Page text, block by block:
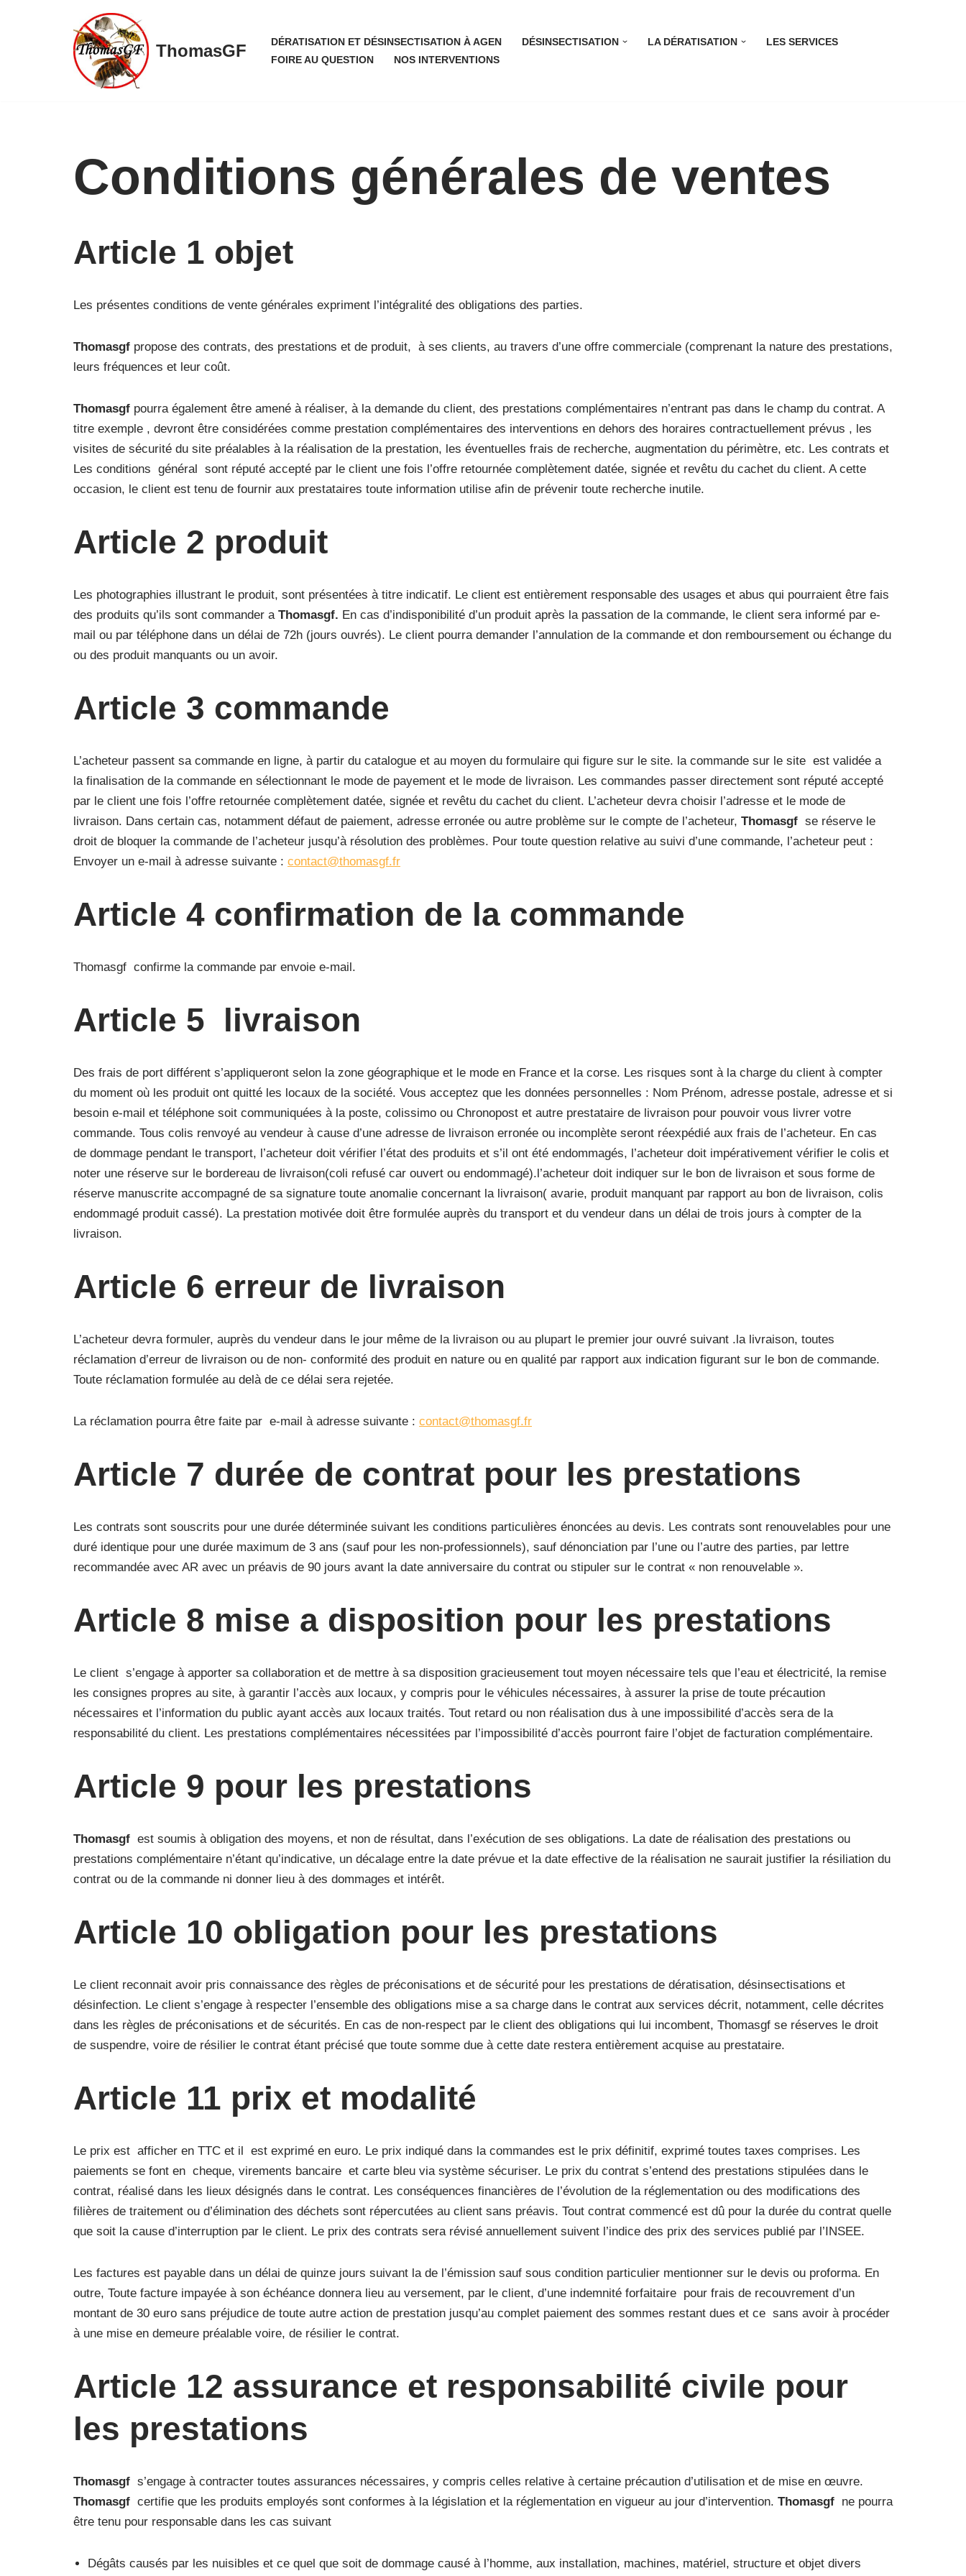
ThomasGF DÉRATISATION ET DÉSINSECTISATION À AGEN DÉSINSECTISATION LA DÉRATISATION
LES SERVICES
FOIRE AU QUESTION
NOS INTERVENTIONS
Conditions générales de ventes
Article 1 objet
Les présentes conditions de vente générales expriment l’intégralité des obligations des parties.
Thomasgf propose des contrats, des prestations et de produit, à ses clients, au travers d’une offre commerciale (comprenant la nature des prestations,
leurs fréquences et leur coût.
Thomasgf pourra également être amené à réaliser, à la demande du client, des prestations complémentaires n’entrant pas dans le champ du contrat. A
titre exemple , devront être considérées comme prestation complémentaires des interventions en dehors des horaires contractuellement prévus , les
visites de sécurité du site préalables à la réalisation de la prestation, les éventuelles frais de recherche, augmentation du périmètre, etc. Les contrats et
Les conditions général sont réputé accepté par le client une fois l’offre retournée complètement datée, signée et revêtu du cachet du client. A cette
occasion, le client est tenu de fournir aux prestataires toute information utilise afin de prévenir toute recherche inutile.
Article 2 produit
Les photographies illustrant le produit, sont présentées à titre indicatif. Le client est entièrement responsable des usages et abus qui pourraient être fais
des produits qu’ils sont commander a Thomasgf. En cas d’indisponibilité d’un produit après la passation de la commande, le client sera informé par e-
mail ou par téléphone dans un délai de 72h (jours ouvrés). Le client pourra demander l’annulation de la commande et don remboursement ou échange du
ou des produit manquants ou un avoir.
Article 3 commande
L’acheteur passent sa commande en ligne, à partir du catalogue et au moyen du formulaire qui figure sur le site. la commande sur le site est validée a
la finalisation de la commande en sélectionnant le mode de payement et le mode de livraison. Les commandes passer directement sont réputé accepté
par le client une fois l’offre retournée complètement datée, signée et revêtu du cachet du client. L’acheteur devra choisir l’adresse et le mode de
livraison. Dans certain cas, notamment défaut de paiement, adresse erronée ou autre problème sur le compte de l’acheteur, Thomasgf se réserve le
droit de bloquer la commande de l’acheteur jusqu’à résolution des problèmes. Pour toute question relative au suivi d’une commande, l’acheteur peut :
Envoyer un e-mail à adresse suivante : contact@thomasgf.fr
Article 4 confirmation de la commande
Thomasgf confirme la commande par envoie e-mail.
Article 5 livraison
Des frais de port différent s’appliqueront selon la zone géographique et le mode en France et la corse. Les risques sont à la charge du client à compter
du moment où les produit ont quitté les locaux de la société. Vous acceptez que les données personnelles : Nom Prénom, adresse postale, adresse et si
besoin e-mail et téléphone soit communiquées à la poste, colissimo ou Chronopost et autre prestataire de livraison pour pouvoir vous livrer votre
commande. Tous colis renvoyé au vendeur à cause d’une adresse de livraison erronée ou incomplète seront réexpédié aux frais de l’acheteur. En cas
de dommage pendant le transport, l’acheteur doit vérifier l’état des produits et s’il ont été endommagés, l’acheteur doit impérativement vérifier le colis et
noter une réserve sur le bordereau de livraison(coli refusé car ouvert ou endommagé).l’acheteur doit indiquer sur le bon de livraison et sous forme de
réserve manuscrite accompagné de sa signature toute anomalie concernant la livraison( avarie, produit manquant par rapport au bon de livraison, colis
endommagé produit cassé). La prestation motivée doit être formulée auprès du transport et du vendeur dans un délai de trois jours à compter de la
livraison.
Article 6 erreur de livraison
L’acheteur devra formuler, auprès du vendeur dans le jour même de la livraison ou au plupart le premier jour ouvré suivant .la livraison, toutes
réclamation d’erreur de livraison ou de non- conformité des produit en nature ou en qualité par rapport aux indication figurant sur le bon de commande.
Toute réclamation formulée au delà de ce délai sera rejetée.
La réclamation pourra être faite par e-mail à adresse suivante : contact@thomasgf.fr
Article 7 durée de contrat pour les prestations
Les contrats sont souscrits pour une durée déterminée suivant les conditions particulières énoncées au devis. Les contrats sont renouvelables pour une
duré identique pour une durée maximum de 3 ans (sauf pour les non-professionnels), sauf dénonciation par l’une ou l’autre des parties, par lettre
recommandée avec AR avec un préavis de 90 jours avant la date anniversaire du contrat ou stipuler sur le contrat « non renouvelable ».
Article 8 mise a disposition pour les prestations
Le client s’engage à apporter sa collaboration et de mettre à sa disposition gracieusement tout moyen nécessaire tels que l’eau et électricité, la remise
les consignes propres au site, à garantir l’accès aux locaux, y compris pour le véhicules nécessaires, à assurer la prise de toute précaution
nécessaires et l’information du public ayant accès aux locaux traités. Tout retard ou non réalisation dus à une impossibilité d’accès sera de la
responsabilité du client. Les prestations complémentaires nécessitées par l’impossibilité d’accès pourront faire l’objet de facturation complémentaire.
Article 9 pour les prestations
Thomasgf est soumis à obligation des moyens, et non de résultat, dans l’exécution de ses obligations. La date de réalisation des prestations ou
prestations complémentaire n’étant qu’indicative, un décalage entre la date prévue et la date effective de la réalisation ne saurait justifier la résiliation du
contrat ou de la commande ni donner lieu à des dommages et intérêt.
Article 10 obligation pour les prestations
Le client reconnait avoir pris connaissance des règles de préconisations et de sécurité pour les prestations de dératisation, désinsectisations et
désinfection. Le client s’engage à respecter l’ensemble des obligations mise a sa charge dans le contrat aux services décrit, notamment, celle décrites
dans les règles de préconisations et de sécurités. En cas de non-respect par le client des obligations qui lui incombent, Thomasgf se réserves le droit
de suspendre, voire de résilier le contrat étant précisé que toute somme due à cette date restera entièrement acquise au prestataire.
Article 11 prix et modalité
Le prix est afficher en TTC et il est exprimé en euro. Le prix indiqué dans la commandes est le prix définitif, exprimé toutes taxes comprises. Les
paiements se font en cheque, virements bancaire et carte bleu via système sécuriser. Le prix du contrat s’entend des prestations stipulées dans le
contrat, réalisé dans les lieux désignés dans le contrat. Les conséquences financières de l’évolution de la réglementation ou des modifications des
filières de traitement ou d’élimination des déchets sont répercutées au client sans préavis. Tout contrat commencé est dû pour la durée du contrat quelle
que soit la cause d’interruption par le client. Le prix des contrats sera révisé annuellement suivent l’indice des prix des services publié par l’INSEE.
Les factures est payable dans un délai de quinze jours suivant la de l’émission sauf sous condition particulier mentionner sur le devis ou proforma. En
outre, Toute facture impayée à son échéance donnera lieu au versement, par le client, d’une indemnité forfaitaire pour frais de recouvrement d’un
montant de 30 euro sans préjudice de toute autre action de prestation jusqu’au complet paiement des sommes restant dues et ce sans avoir à procéder
à une mise en demeure préalable voire, de résilier le contrat.
Article 12 assurance et responsabilité civile pour
les prestations
Thomasgf s’engage à contracter toutes assurances nécessaires, y compris celles relative à certaine précaution d’utilisation et de mise en œuvre.
Thomasgf certifie que les produits employés sont conformes à la législation et la réglementation en vigueur au jour d’intervention. Thomasgf ne pourra
être tenu pour responsable dans les cas suivant
Dégâts causés par les nuisibles et ce quel que soit de dommage causé à l’homme, aux installation, machines, matériel, structure et objet divers